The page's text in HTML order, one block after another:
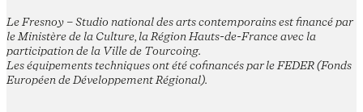
Le Fresnoy – Studio national des arts contemporains est financé par
le Ministère de la Culture, la Région Hauts-de-France avec la
participation de la Ville de Tourcoing.
Les équipements techniques ont été cofinancés par le FEDER (Fonds
Européen de Développement Régional).